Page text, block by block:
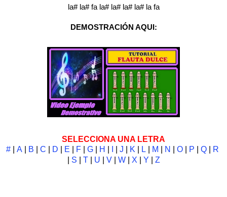
la# la# fa la# la# la# la# la fa
DEMOSTRACIÓN AQUI:
SELECCIONA UNA LETRA
#
A B C D E F G H J K L M N O P Q
R
S T U V W X Y Z